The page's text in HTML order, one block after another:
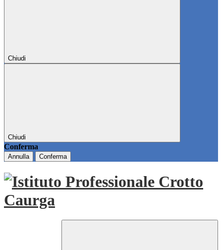
Chiudi
Chiudi
Conferma
Annulla Conferma